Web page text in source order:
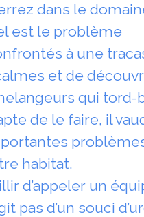
dans le
est le problème
à une
et de
qui
de le faire, il
habitat.
d’appeler un
pas d’un souci